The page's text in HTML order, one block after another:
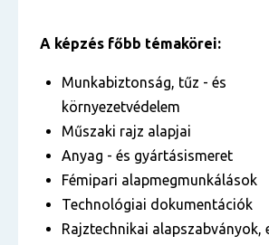
A képzés főbb témakörei:
Munkabiztonság, tűz - és
környezetvédelem
Műszaki rajz alapjai
Anyag - és gyártásismeret
Fémipari alapmegmunkálások
Technológiai dokumentációk
Rajztechnikai alapszabványok,